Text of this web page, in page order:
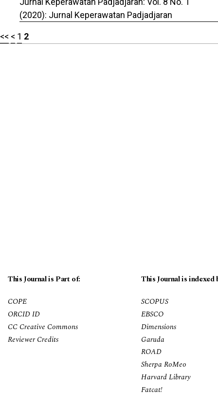
(2020): Jurnal Keperawatan Padjadjaran
<< < 1 2
This Journal is Part of:
This Journal is indexed
COPE
ORCID ID
CC Creative Commons
Reviewer Credits
SCOPUS
EBSCO
Dimensions
Garuda
ROAD
Sherpa RoMeo
Harvard Library
Fatcat!